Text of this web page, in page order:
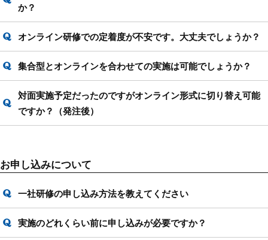
か？
オンライン研修での定着度が不安です。大丈夫でしょうか？
集合型とオンラインを合わせての実施は可能でしょうか？
対面実施予定だったのですがオンライン形式に切り替え可能
ですか？（発注後）
お申し込みについて
一社研修の申し込み方法を教えてください
実施のどれくらい前に申し込みが必要ですか？